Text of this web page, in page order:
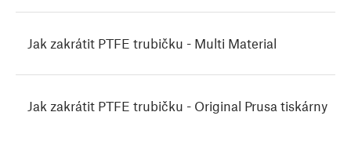
Jak zakrátit PTFE trubičku - Multi Material
Jak zakrátit PTFE trubičku - Original Prusa tiskárny